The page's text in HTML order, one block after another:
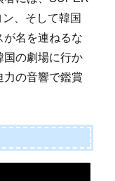
、そして韓国
が名を連ねるな
国の劇場に行か
力の音響で鑑賞